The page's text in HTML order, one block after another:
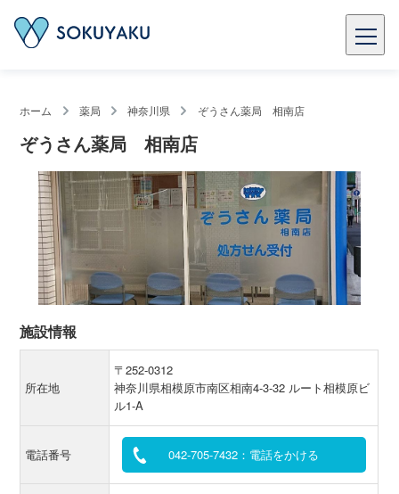
ホーム 薬局 神奈川県 ぞうさん薬局 相南店
ぞうさん薬局 相南店
施設情報
所在地
〒252-0312
神奈川県相模原市南区相南4-3-32 ルート相模原ビ
ル1-A
電話番号 042-705-7432：電話をかける